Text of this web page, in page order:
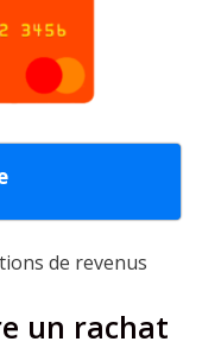
de revenus
un rachat